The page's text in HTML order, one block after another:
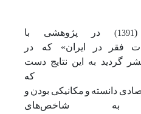
(
1391) در پژوهشی
با
فقر در
ایران» که در
گردید به این نتایج دست
که
دانسته و مکانیکی بودن و
به شاخص‌های